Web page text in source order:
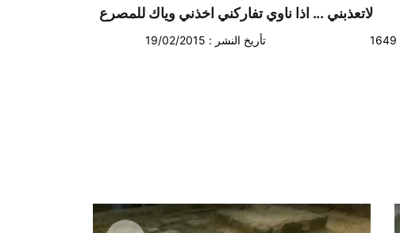
لاتعذبني ... اذا ناوي تفاركني اخذني وياك للمصرع
تأريخ النشر : 19/02/2015